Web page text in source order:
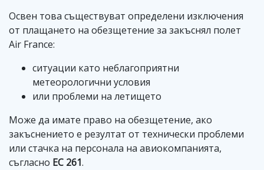
Освен това съществуват определени изключения
от плащането на обезщетение за закъснял полет
Air France:
ситуации като неблагоприятни
метеорологични условия
или проблеми на летището
Може да имате право на обезщетение, ако
закъснението е резултат от технически проблеми
или стачка на персонала на авиокомпанията,
съгласно EC 261.